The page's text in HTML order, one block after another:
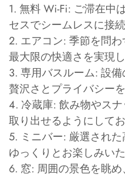
1. 無料 Wi-Fi: ご滞在中
セスでシームレスに接続
2. エアコン: 季節を問わ
最大限の快適さを実現し
3. 専用バスルーム: 設
贅沢さとプライバシー
4. 冷蔵庫: 飲み物やス
取り出せるようにして
5. ミニバー: 厳選され
ゆっくりとお楽しみいた
6. 窓: 周囲の景色を眺め